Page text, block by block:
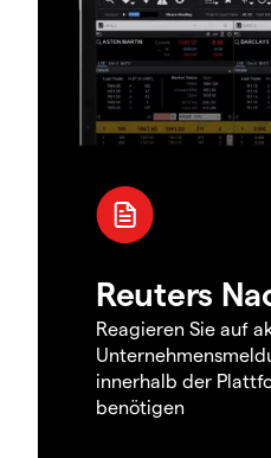
Reuters
Reagieren Sie auf
innerhalb der
benötigen